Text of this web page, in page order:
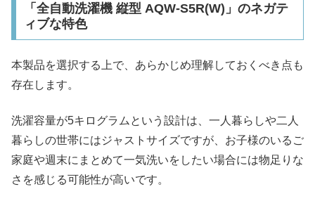
「全自動洗濯機 縦型 AQW-S5R(W)」のネガテ
ィブな特色
本製品を選択する上で、あらかじめ理解しておくべき点も
存在します。
洗濯容量が5キログラムという設計は、一人暮らしや二人
暮らしの世帯にはジャストサイズですが、お子様のいるご
家庭や週末にまとめて一気洗いをしたい場合には物足りな
さを感じる可能性が高いです。